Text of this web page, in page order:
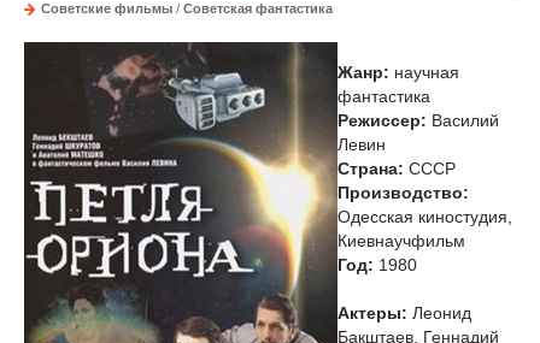
Советские фильмы / Советская фантастика
Жанр: научная
фантастика
Режиссер: Василий
Левин
Страна: СССР
Производство:
Одесская киностудия,
Киевнаучфильм
Год: 1980
Актеры: Леонид
Бакштаев, Геннадий